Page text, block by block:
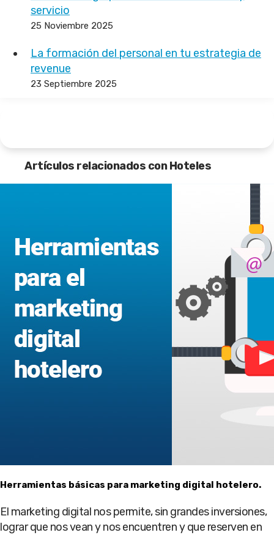
servicio
25 Noviembre 2025
La formación del personal en tu estrategia de
revenue
23 Septiembre 2025
Artículos relacionados con Hoteles
Herramientas básicas para marketing digital hotelero.
El marketing digital nos permite, sin grandes inversiones,
lograr que nos vean y nos encuentren y que reserven en